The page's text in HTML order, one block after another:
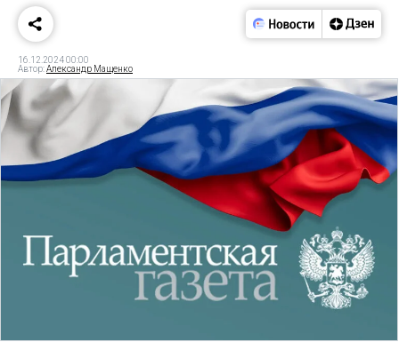
16.12.2024 00:00
Автор:Александр Мащенко